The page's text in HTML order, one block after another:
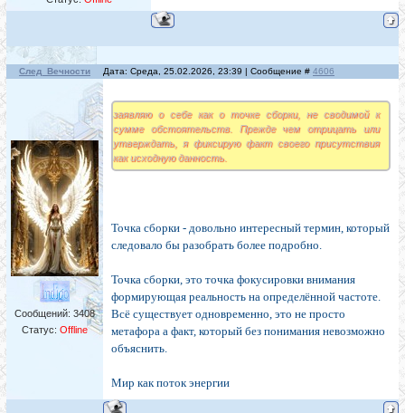
След_Вечности Дата: Среда, 25.02.2026, 23:39 | Сообщение # 4606
Сообщений: 3408
Статус: Offline
заявляю о себе как о точке сборки, не сводимой к
сумме обстоятельств. Прежде чем отрицать или
утверждать, я фиксирую факт своего присутствия
как исходную данность.
Точка сборки - довольно интересный термин, который
следовало бы разобрать более подробно.
Точка сборки, это точка фокусировки внимания
формирующая реальность на определённой частоте.
Всё существует одновременно, это не просто
метафора а факт, который без понимания невозможно
объяснить.
Мир как поток энергии